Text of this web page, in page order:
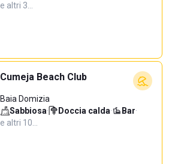
e altri 3…
Cumeja Beach Club
Baia Domizia
Sabbiosa· Doccia calda· Bar·
e altri 10…